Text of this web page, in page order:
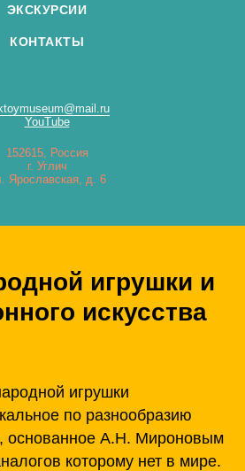
ЭКСКУРСИИ
КОНТАКТЫ
YouTube
152615, Россия
г. Углич
Ярославская, д. 6
игрушки и
искусства
игрушки
по разнообразию
основанное А.Н. Мироновым
которому нет в мире.